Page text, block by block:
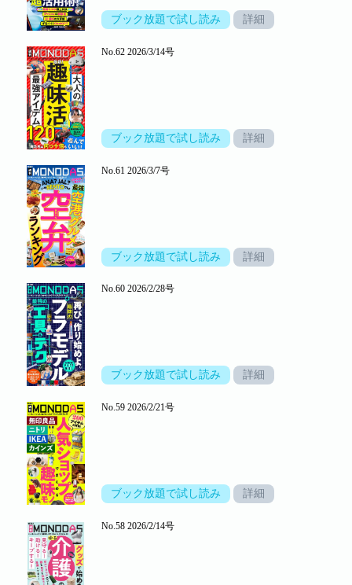
ブック放題で試し読み 詳細
No.62 2026/3/14号
ブック放題で試し読み 詳細
No.61 2026/3/7号
ブック放題で試し読み 詳細
No.60 2026/2/28号
ブック放題で試し読み 詳細
No.59 2026/2/21号
ブック放題で試し読み 詳細
No.58 2026/2/14号